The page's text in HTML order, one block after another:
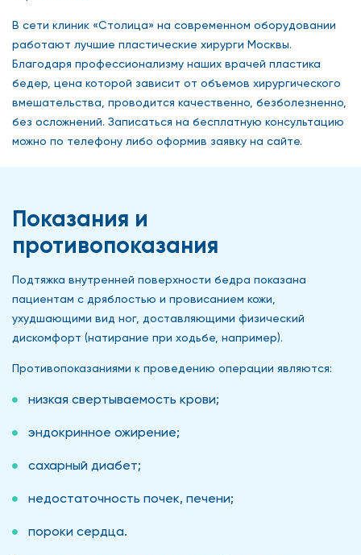
В сети клиник «Столица» на современном оборудовании
работают лучшие пластические хирурги Москвы.
Благодаря профессионализму наших врачей пластика
бедер, цена которой зависит от объемов хирургического
вмешательства, проводится качественно, безболезненно,
без осложнений. Записаться на бесплатную консультацию
можно по телефону либо оформив заявку на сайте.
Показания и
противопоказания
Подтяжка внутренней поверхности бедра показана
пациентам с дряблостью и провисанием кожи,
ухудшающими вид ног, доставляющими физический
дискомфорт (натирание при ходьбе, например).
Противопоказаниями к проведению операции являются:
низкая свертываемость крови;
эндокринное ожирение;
сахарный диабет;
недостаточность почек, печени;
пороки сердца.